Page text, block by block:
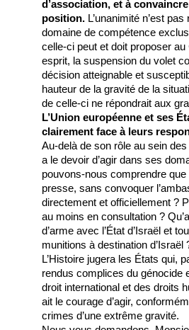
d’association, et à
position. L’unanimité n’est
domaine de compétence
celle-ci peut et doit proposer
esprit, la suspension du volet
décision atteignable et
hauteur de la gravité de la
de celle-ci ne répondrait aux
L’Union européenne et ses
clairement face à leurs
Au-delà de son rôle au sein
a le devoir d’agir dans ses
pouvons-nous comprendre
presse, sans convoquer
directement et officiellement ?
au moins en consultation ?
d’arme avec l’État d’Israël et
munitions à destination d’Israël
L’Histoire jugera les États qui,
rendus complices du génocide
droit international et des droits
ait le courage d’agir,
crimes d’une extrême gravité.